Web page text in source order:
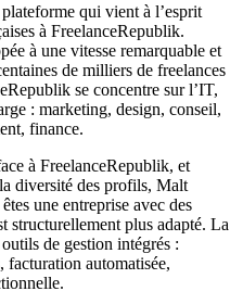
qui vient à l’esprit
à FreelanceRepublik.
à une vitesse remarquable et
de milliers de freelances
se concentre sur l’IT,
: marketing, design, conseil,
finance.
à FreelanceRepublik, et
diversité des profils, Malt
une entreprise avec des
structurellement plus adapté. La
de gestion intégrés :
facturation automatisée,